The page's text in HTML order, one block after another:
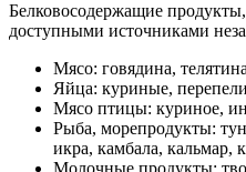
Белковосодержащие
доступными источниками
Мясо: говядина,
Яйца: куриные,
Мясо птицы: куриное,
Рыба, морепродукты:
икра, камбала, кальмар,